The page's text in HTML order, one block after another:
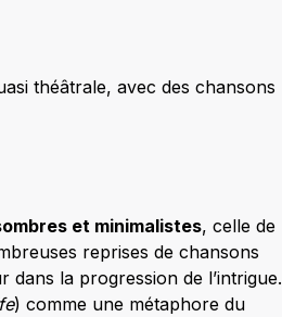
théâtrale, avec des chansons
et minimalistes, celle de
reprises de chansons
dans la progression de l’intrigue.
) comme une métaphore du